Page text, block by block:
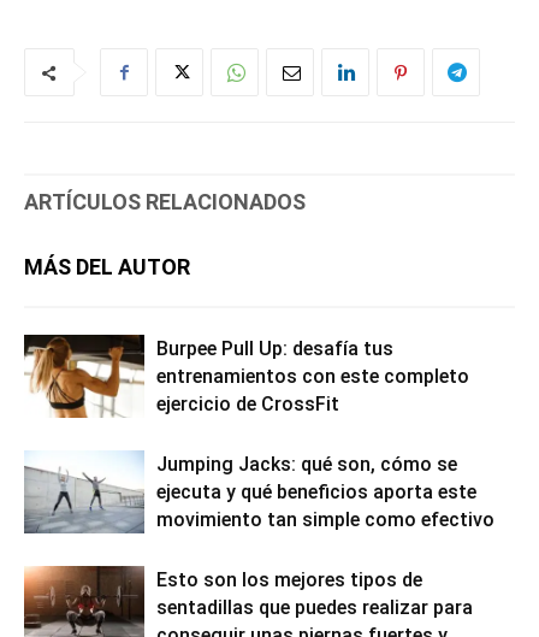
ARTÍCULOS RELACIONADOS
MÁS DEL AUTOR
Burpee Pull Up: desafía tus
entrenamientos con este completo
ejercicio de CrossFit
Jumping Jacks: qué son, cómo se
ejecuta y qué beneficios aporta este
movimiento tan simple como efectivo
Esto son los mejores tipos de
sentadillas que puedes realizar para